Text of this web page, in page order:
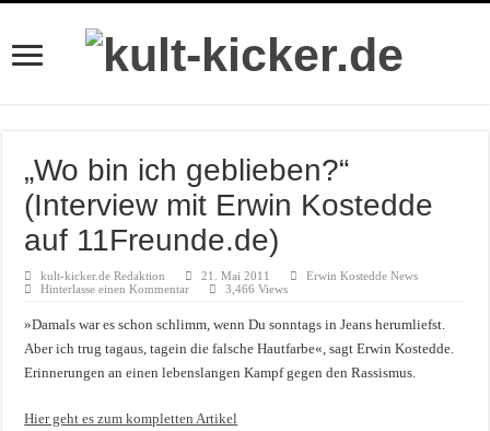
„Wo bin ich geblieben?“
(Interview mit Erwin Kostedde
auf 11Freunde.de)
kult-kicker.de Redaktion 21. Mai 2011
Erwin Kostedde News
Hinterlasse einen Kommentar
3,466 Views
»Damals war es schon schlimm, wenn Du sonntags in Jeans herumliefst.
Aber ich trug tagaus, tagein die falsche Hautfarbe«, sagt Erwin Kostedde.
Erinnerungen an einen lebenslangen Kampf gegen den Rassismus.
Hier geht es zum kompletten Artikel